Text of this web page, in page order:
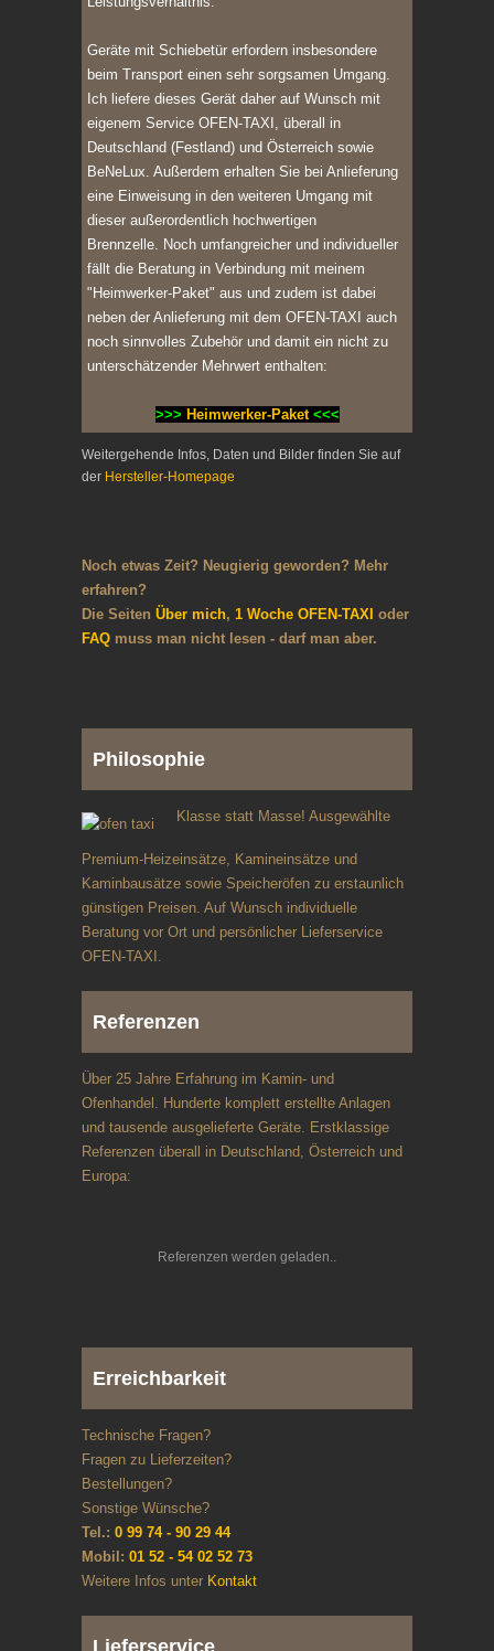
Geräte mit Schiebetür erfordern insbesondere
beim Transport einen sehr sorgsamen Umgang.
Ich liefere dieses Gerät daher auf Wunsch mit
eigenem Service OFEN-TAXI, überall in
Deutschland (Festland) und Österreich sowie
BeNeLux. Außerdem erhalten Sie bei Anlieferung
eine Einweisung in den weiteren Umgang mit
dieser außerordentlich hochwertigen
Brennzelle. Noch umfangreicher und individueller
fällt die Beratung in Verbindung mit meinem
"Heimwerker-Paket" aus und zudem ist dabei
neben der Anlieferung mit dem OFEN-TAXI auch
noch sinnvolles Zubehör und damit ein nicht zu
unterschätzender Mehrwert enthalten:
>>> Heimwerker-Paket<<<
Weitergehende Infos, Daten und Bilder finden Sie auf
der Hersteller-Homepage
Noch etwas Zeit? Neugierig geworden? Mehr
erfahren?
Die Seiten Über mich, 1 Woche OFEN-TAXI oder
FAQ muss man nicht lesen - darf man aber.
Philosophie
Klasse statt Masse! Ausgewählte
Premium-Heizeinsätze, Kamineinsätze und
Kaminbausätze sowie Speicheröfen zu erstaunlich
günstigen Preisen. Auf Wunsch individuelle
Beratung vor Ort und persönlicher Lieferservice
OFEN-TAXI.
Referenzen
Über 25 Jahre Erfahrung im Kamin- und
Ofenhandel. Hunderte komplett erstellte Anlagen
und tausende ausgelieferte Geräte. Erstklassige
Referenzen überall in Deutschland, Österreich und
Europa:
Referenzen werden geladen
Erreichbarkeit
Technische Fragen?
Fragen zu Lieferzeiten?
Bestellungen?
Sonstige Wünsche?
Tel.: 0 99 74 - 90 29 44
Mobil: 01 52 - 54 02 52 73
Weitere Infos unter Kontakt
Lieferservice